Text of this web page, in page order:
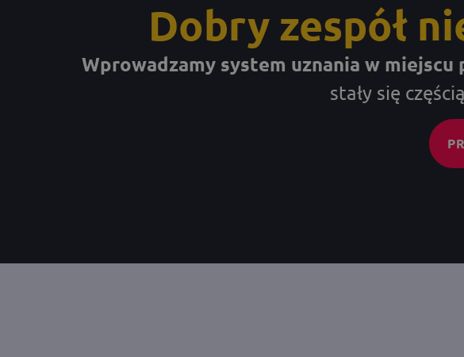
Dobry zespół
Wprowadzamy system uznania w miejscu
stały się